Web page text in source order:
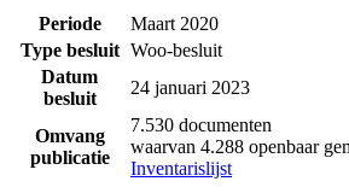
Periode
Maart 2020
Type besluit Woo-besluit
Datum
besluit
24 januari 2023
Omvang
publicatie
7.530 documenten
waarvan 4.288 openbaar
Inventarislijst